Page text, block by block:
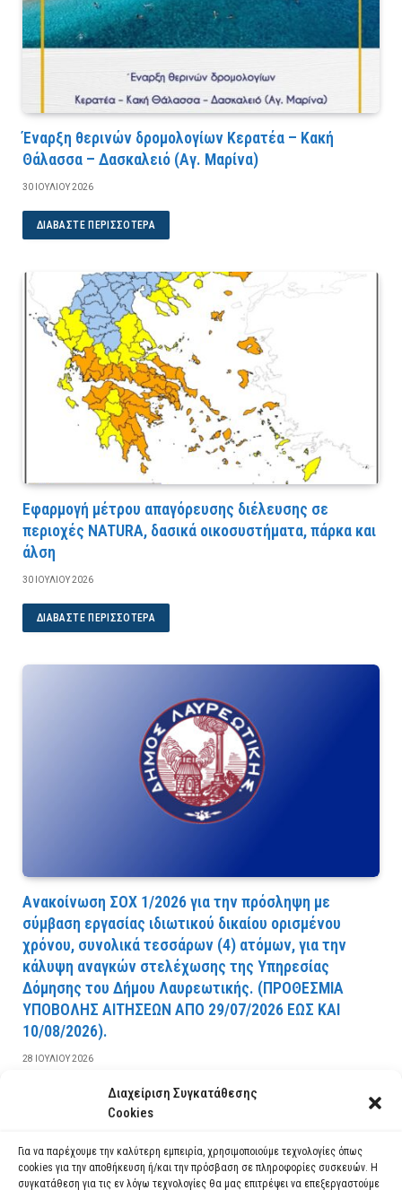
Διαχείριση Συγκατάθεσης
Cookies
Για να παρέχουμε την καλύτερη εμπειρία, χρησιμοποιούμε τεχνολογίες όπως
cookies για την αποθήκευση ή/και την πρόσβαση σε πληροφορίες συσκευών. Η
συγκατάθεση για τις εν λόγω τεχνολογίες θα μας επιτρέψει να επεξεργαστούμε
Έναρξη θερινών δρομολογίων Κερατέα – Κακή
Θάλασσα – Δασκαλειό (Αγ. Μαρίνα)
30 ΙΟΥΛΊΟΥ 2026
ΔΙΑΒΆΣΤΕ ΠΕΡΙΣΣΌΤΕΡΑ
Εφαρμογή μέτρου απαγόρευσης διέλευσης σε
περιοχές NATURA, δασικά οικοσυστήματα, πάρκα και
άλση
30 ΙΟΥΛΊΟΥ 2026
ΔΙΑΒΆΣΤΕ ΠΕΡΙΣΣΌΤΕΡΑ
Ανακοίνωση ΣΟΧ 1/2026 για την πρόσληψη με
σύμβαση εργασίας ιδιωτικού δικαίου ορισμένου
χρόνου, συνολικά τεσσάρων (4) ατόμων, για την
κάλυψη αναγκών στελέχωσης της Υπηρεσίας
Δόμησης του Δήμου Λαυρεωτικής. (ΠPOΘEΣMIA
YΠOBOΛHΣ AITHΣEΩN AΠO 29/07/2026 EΩΣ KAI
10/08/2026).
28 ΙΟΥΛΊΟΥ 2026
ΔΙΑΒΆΣΤΕ ΠΕΡΙΣΣΌΤΕΡΑ